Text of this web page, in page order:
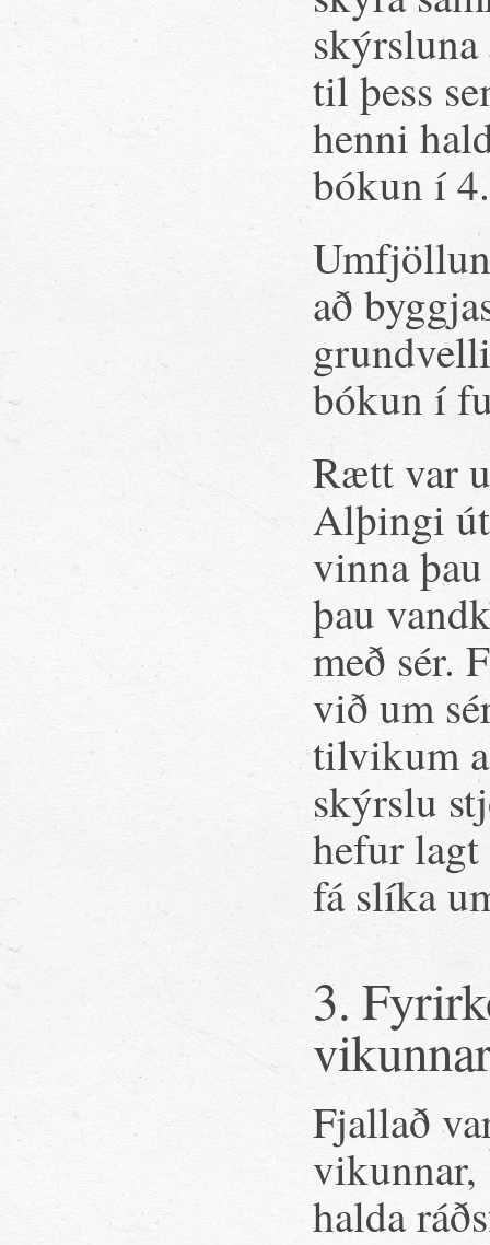
til þess
henni
bókun í
að
bókun í
Rætt var
Alþingi
vinna
þau
með sér.
við um
tilvikum
skýrslu
hefur lagt
fá slíka
3.
vikunnar
Fjallað
vikunnar,
halda